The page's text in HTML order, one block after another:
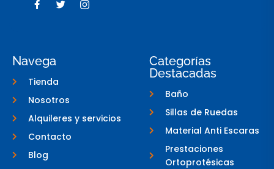
a
k
f
w c
m
Navega
Tienda
Nosotros
Alquileres y servicios
Contacto
Blog
Categorías
Destacadas
Baño
Sillas de Ruedas
Material Anti Escaras
Prestaciones
Ortoprotésicas